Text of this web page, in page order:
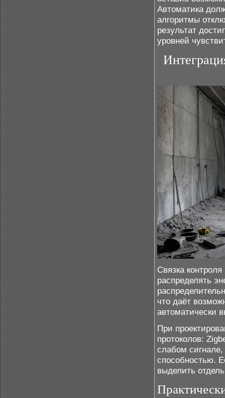
Автоматика
алгоритмы
результат
уровней
Связка
распределять
что даёт
автоматически
При
протоколов:
слабом
способностью.
выделить